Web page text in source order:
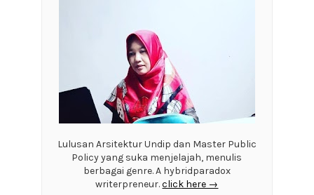
Lulusan Arsitektur Undip dan Master Public
Policy yang suka menjelajah, menulis
berbagai genre. A hybridparadox
writerpreneur.click here →